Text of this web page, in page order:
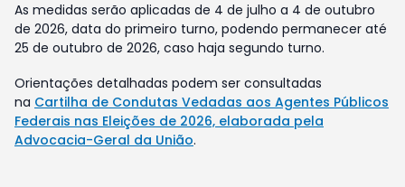
As medidas serão aplicadas de 4 de julho a 4 de outubro
de 2026, data do primeiro turno, podendo permanecer até
25 de outubro de 2026, caso haja segundo turno.
Orientações detalhadas podem ser consultadas
na Cartilha de Condutas Vedadas aos Agentes Públicos
Federais nas Eleições de 2026, elaborada pela
Advocacia-Geral da União.